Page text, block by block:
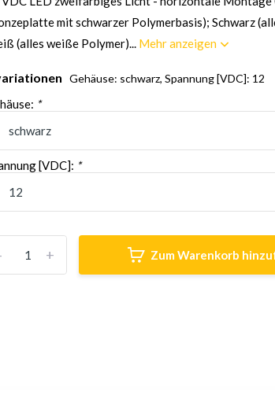
mit schwarzer Polymerbasis); Schwarz
(alles weiße Polymer)... Mehr anzeigen
Gehäuse: schwarz, Spannung [VDC]: 12
*
[VDC]: *
+ Zum Warenkorb